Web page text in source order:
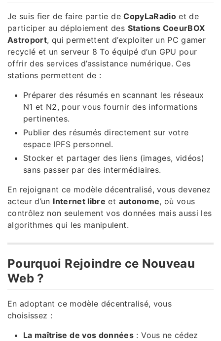
Je suis fier de faire partie deCopyLaRadio et de
participer au déploiement des Stations CoeurBOX
Astroport, qui permettent d’exploiter un PC gamer
recyclé et un serveur 8 To équipé d’un GPU pour
offrir des services d’assistance numérique. Ces
stations permettent de :
Préparer des résumés en scannant les réseaux
N1 et N2, pour vous fournir des informations
pertinentes.
Publier des résumés directement sur votre
espace IPFS personnel.
Stocker et partager des liens (images, vidéos)
sans passer par des intermédiaires.
En rejoignant ce modèle décentralisé, vous devenez
acteur d’un Internet libre et autonome, où vous
contrôlez non seulement vos données mais aussi les
algorithmes qui les manipulent.
Pourquoi Rejoindre ce Nouveau
Web ?
En adoptant ce modèle décentralisé, vous
choisissez :
La maîtrise de vos données : Vous ne cédez